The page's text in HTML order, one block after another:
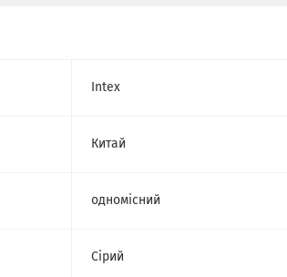
Intex
Китай
одномісний
Сірий